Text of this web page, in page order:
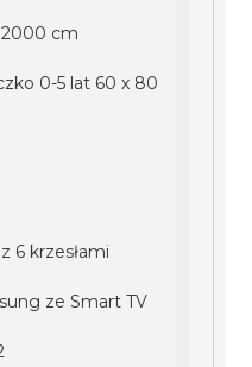
cm
0-5 lat 60 x 80
6 krzesłami
ze Smart TV